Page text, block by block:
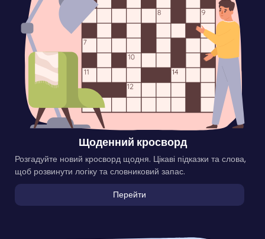
Щоденний кросворд
Розгадуйте новий кросворд щодня. Цікаві підказки та слова,
щоб розвинути логіку та словниковий запас.
Перейти